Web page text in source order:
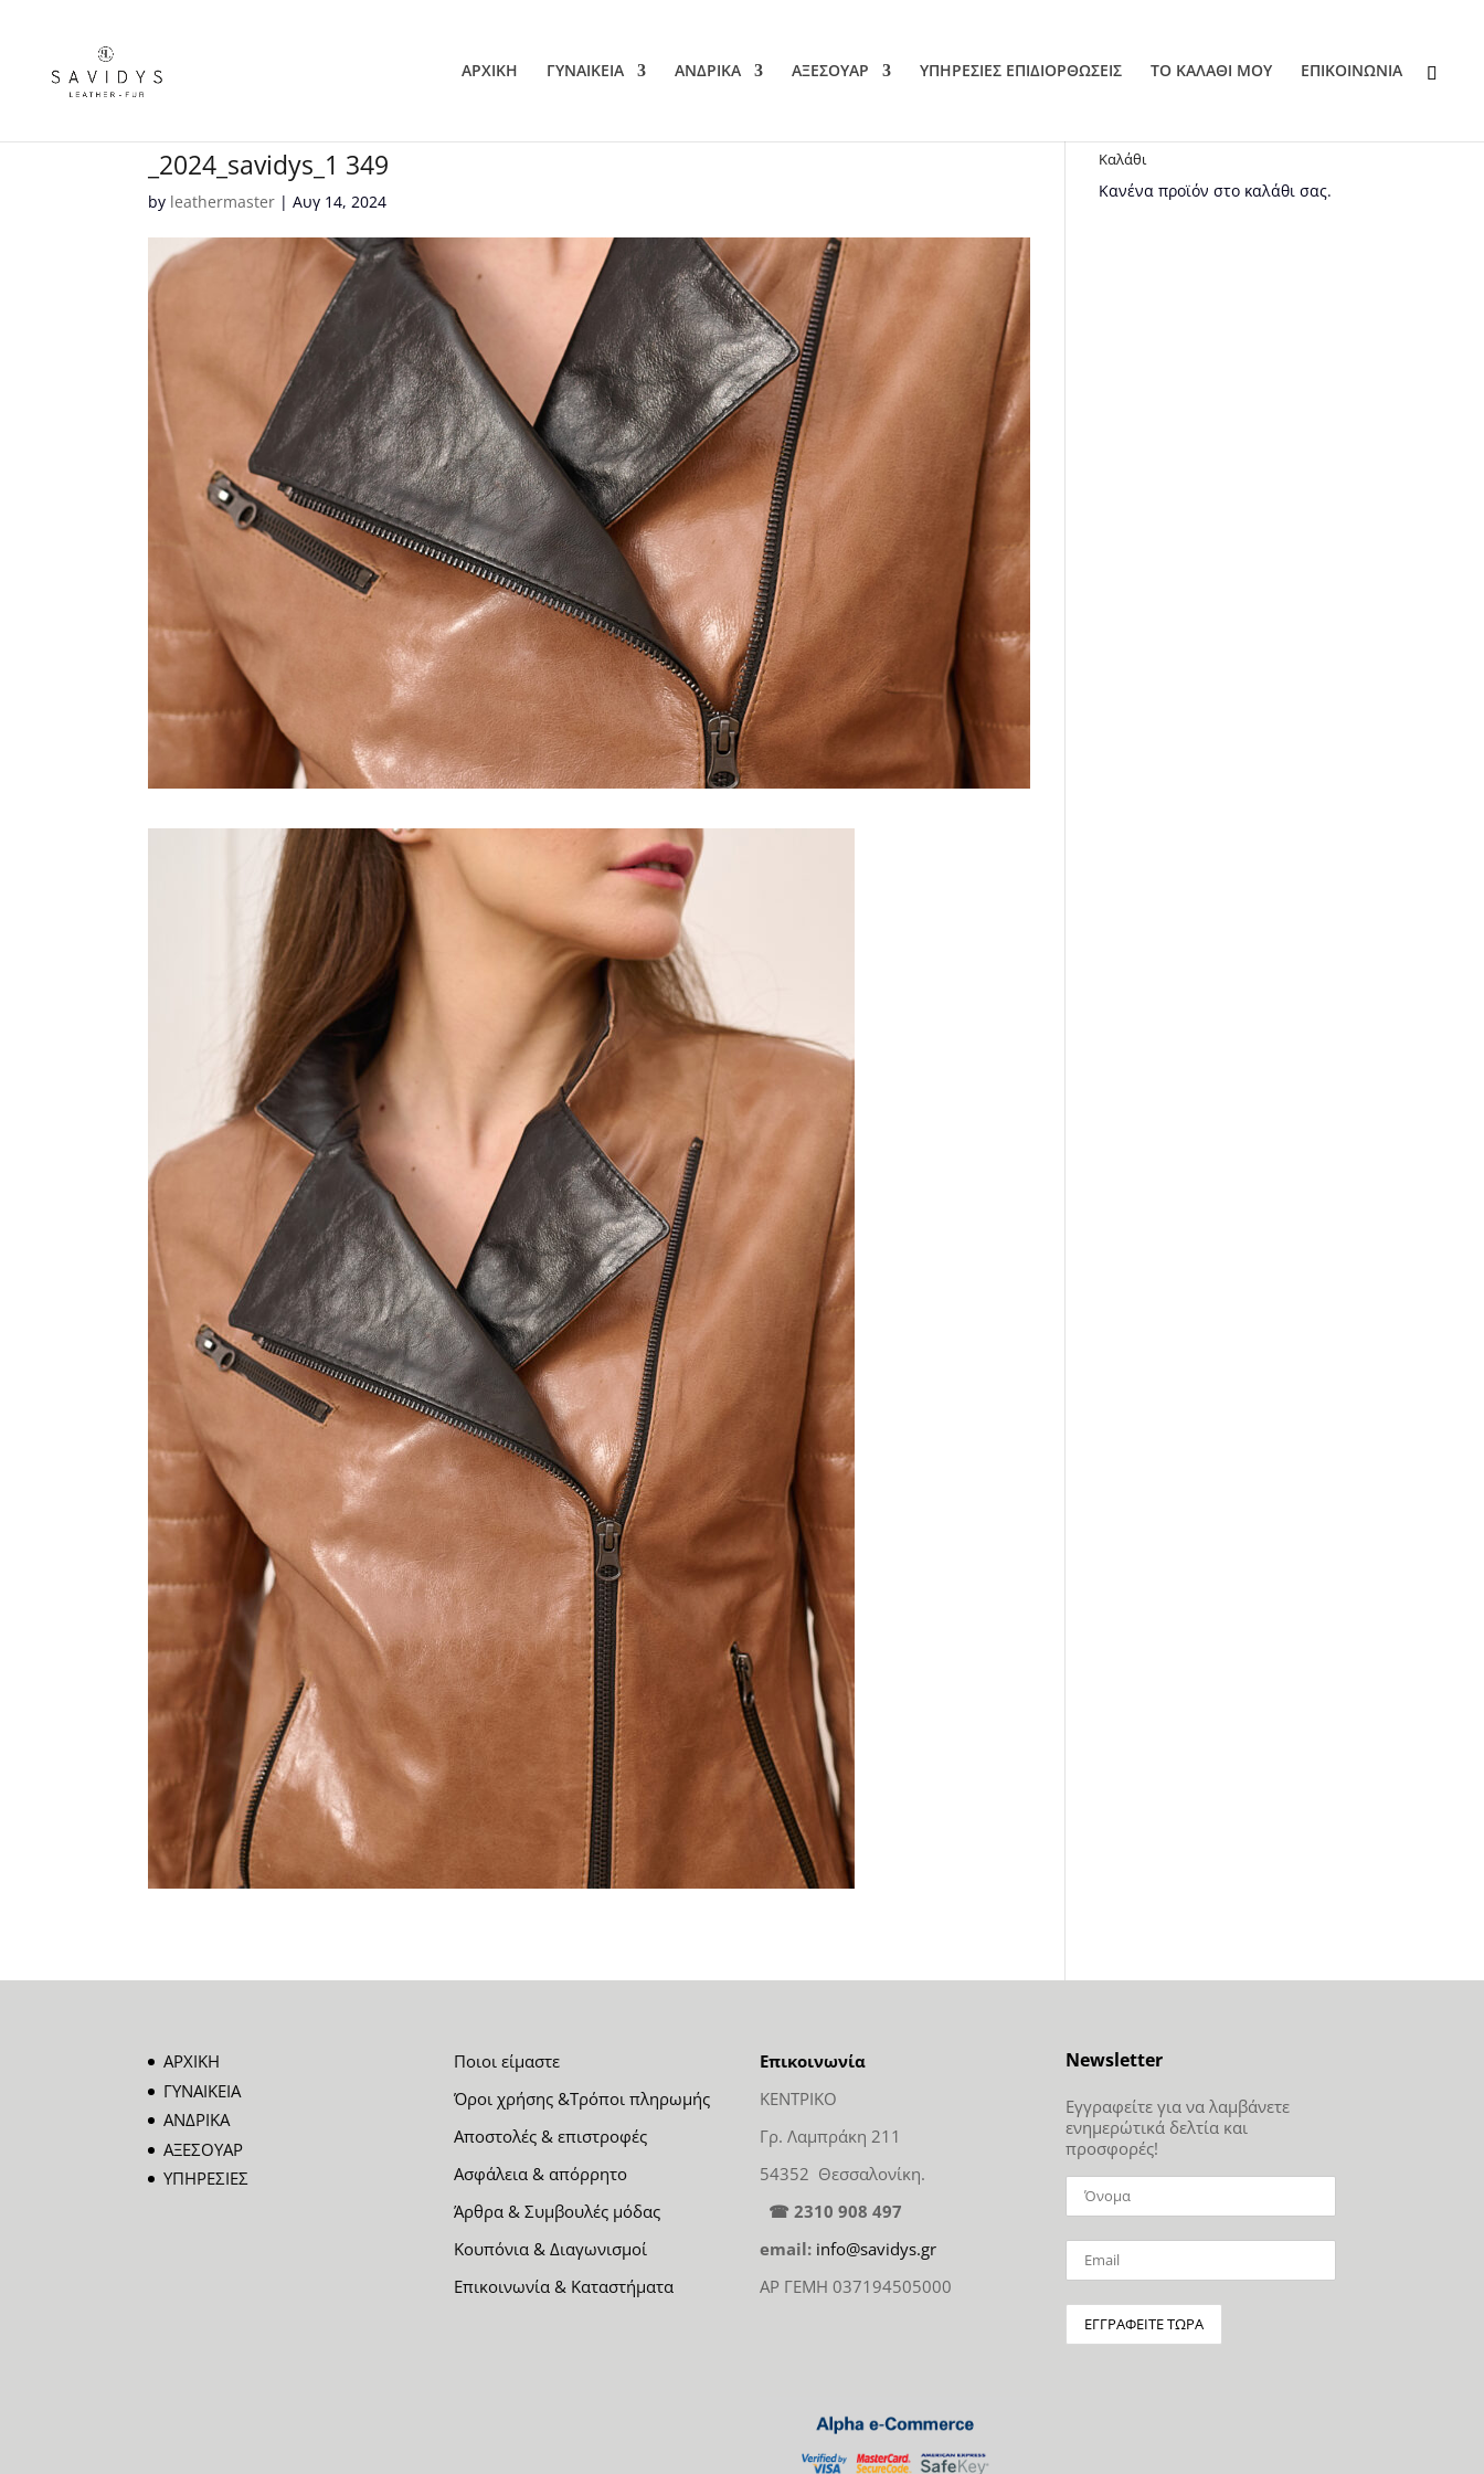
ΑΡΧΙΚΗ ΓΥΝΑΙΚΕΙΑ ΑΝΔΡΙΚΑ ΑΞΕΣΟΥΑΡ ΥΠΗΡΕΣΙΕΣ ΕΠΙΔΙΟΡΘΩΣΕΙΣ ΤΟ ΚΑΛΑΘΙ ΜΟΥ EΠΙΚΟΙΝΩΝΙΑ
_2024_savidys_1 349
by leathermaster |Αυγ 14, 2024
Καλάθι
Κανένα προϊόν στο καλάθι σας.
ΑΡΧΙΚΗ
ΓΥΝΑΙΚΕΙΑ
ΑΝΔΡΙΚΑ
ΑΞΕΣΟΥΑΡ
ΥΠΗΡΕΣΙΕΣ
Ποιοι είμαστε
Όροι χρήσης &Τρόποι πληρωμής
Αποστολές & επιστροφές
Ασφάλεια & απόρρητο
Άρθρα & Συμβουλές μόδας
Κουπόνια & Διαγωνισμοί
Επικοινωνία & Καταστήματα
Επικοινωνία
ΚΕΝΤΡΙΚΟ
Γρ. Λαμπράκη 211
54352 Θεσσαλονίκη.
☎ 2310 908 497
email: info@savidys.gr
ΑΡ ΓΕΜΗ 037194505000
Newsletter
Εγγραφείτε για να λαμβάνετε
ενημερώτικά δελτία και
προσφορές!